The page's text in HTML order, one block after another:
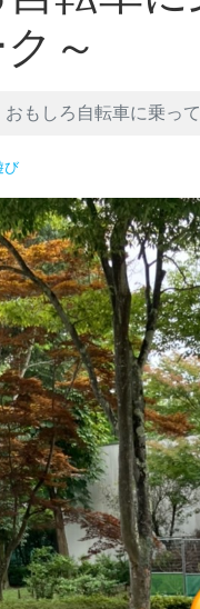
～
おもしろ自転車に乗っ
び